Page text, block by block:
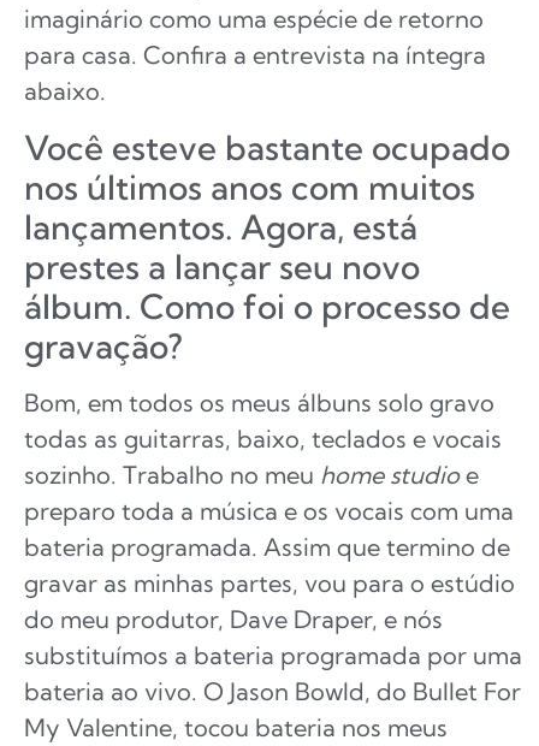
imaginário como uma espécie de retorno
para casa. Confira a entrevista na íntegra
abaixo.
Você esteve bastante ocupado
nos últimos anos com muitos
lançamentos. Agora, está
prestes a lançar seu novo
álbum. Como foi o processo de
gravação?
Bom, em todos os meus álbuns solo gravo
todas as guitarras, baixo, teclados e vocais
sozinho. Trabalho no meu home studioe
preparo toda a música e os vocais com uma
bateria programada. Assim que termino de
gravar as minhas partes, vou para o estúdio
do meu produtor, Dave Draper, e nós
substituímos a bateria programada por uma
bateria ao vivo. O Jason Bowld, do Bullet For
My Valentine, tocou bateria nos meus